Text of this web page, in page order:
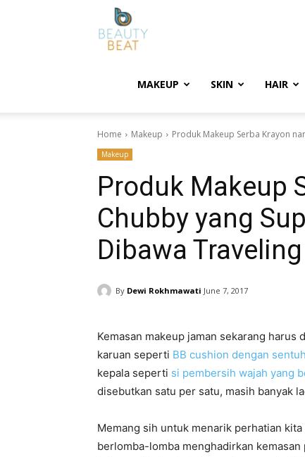
MAKEUP SKIN HAIR
Home Makeup Produk Makeup Serba Krayon
Makeup
Produk Makeup
Chubby yang
Dibawa Traveling
By Dewi Rokhmawati June 7, 2017
Kemasan makeup jaman sekarang
karuan seperti BB cushion dengan
kepala seperti si pembersih wajah yang
disebutkan satu per satu, masih banyak
Memang sih untuk menarik perhatian
berlomba-lomba menghadirkan